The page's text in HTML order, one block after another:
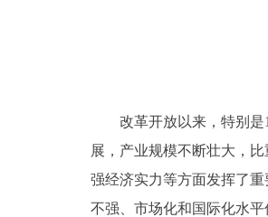
政民互动
12345网上接
改革开放以来，特别是
展，产业规模不断壮大，
强经济实力等方面发挥了
不强、市场化和国际化水